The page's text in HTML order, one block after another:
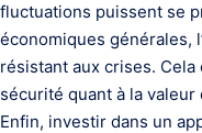
fluctuations puissent se
économiques générales,
résistant aux crises.
sécurité quant à la
Enfin, investir dans un